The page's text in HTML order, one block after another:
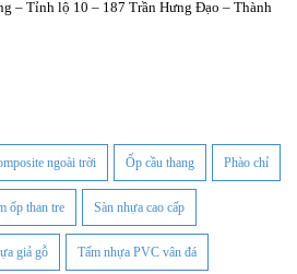
– Tỉnh lộ 10 – 187 Trần Hưng Đạo – Thành
ngoài trời Ốp cầu thang Phào chỉ
ốp than tre Sàn nhựa cao cấp
giả gỗ Tấm nhựa PVC vân đá